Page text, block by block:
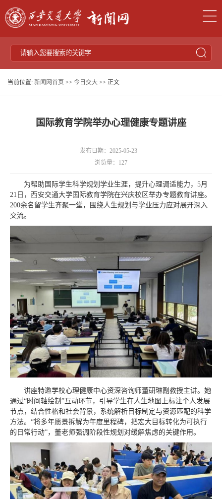
当前位置: 新闻网首页 >> 今日交大 >> 正文
国际教育学院举办心理健康专题讲座
发布日期：2025-05-23
浏览量： 127
为帮助国际学生科学规划学业生涯，提升心理调适能力，5月
21日，西安交通大学国际教育学院在兴庆校区举办专题教育讲座。
200余名留学生齐聚一堂，围绕人生规划与学业压力应对展开深入
交流。
讲座特邀学校心理健康中心资深咨询师董研琳副教授主讲。她
通过“时间轴绘制”互动环节，引导学生在人生地图上标注个人发展
节点，结合性格和社会背景，系统解析目标制定与资源匹配的科学
方法。“将多年愿景拆解为年度里程碑，把宏大目标转化为可执行
的日常行动”，董老师强调阶段性规划对缓解焦虑的关键作用。